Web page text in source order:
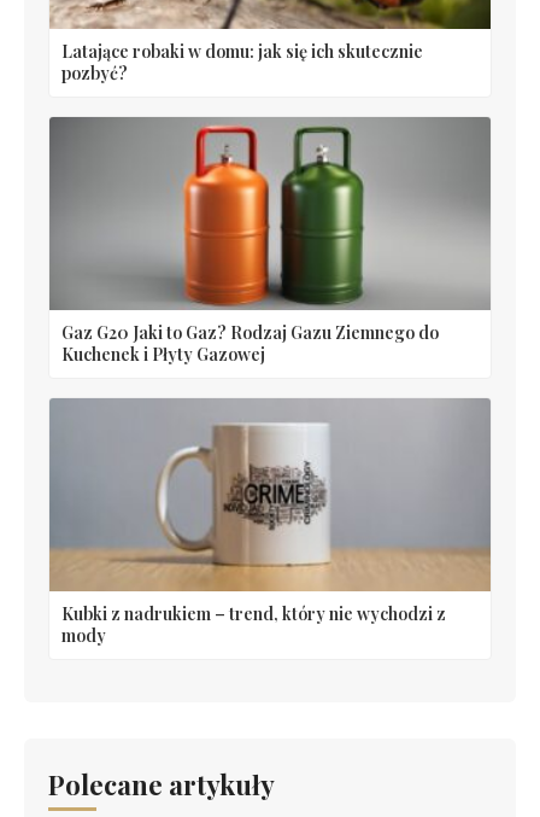
Latające robaki w domu: jak się ich skutecznie
pozbyć?
Gaz G20 Jaki to Gaz? Rodzaj Gazu Ziemnego do
Kuchenek i Płyty Gazowej
Kubki z nadrukiem – trend, który nie wychodzi z
mody
Polecane artykuły